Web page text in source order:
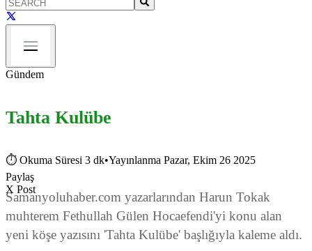
Gündem
Tahta Kulübe
⏱ Okuma Süresi 3 dk•Yayınlanma Pazar, Ekim 26 2025
Paylaş
X Post
Samanyoluhaber.com yazarlarından Harun Tokak
muhterem Fethullah Gülen Hocaefendi'yi konu alan
yeni köşe yazısını 'Tahta Kulübe' başlığıyla kaleme aldı.